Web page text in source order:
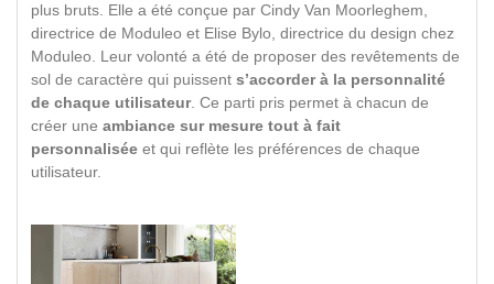
plus bruts. Elle a été conçue par Cindy Van Moorleghem,
directrice de Moduleo et Elise Bylo, directrice du design chez
Moduleo. Leur volonté a été de proposer des revêtements de
sol de caractère qui puissent s’accorder à la personnalité
de chaque utilisateur. Ce parti pris permet à chacun de
créer une ambiance sur mesure tout à fait
personnalisée et qui reflète les préférences de chaque
utilisateur.